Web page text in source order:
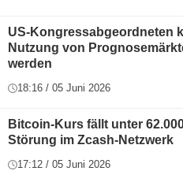
US-Kongressabgeordneten
Nutzung von
werden
18:16 / 05 Juni 2026
Bitcoin-Kurs fällt unter
Störung im Zcash-Netzwerk
17:12 / 05 Juni 2026